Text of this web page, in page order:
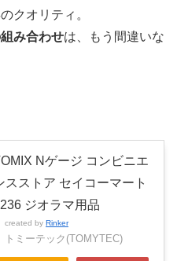
クオリティ。
み合わせは、もう間違いな
Nゲージ コンビニエ
スストア セイコーマート
ジオラマ用品
created by Rinker
トミーテック(TOMYTEC)